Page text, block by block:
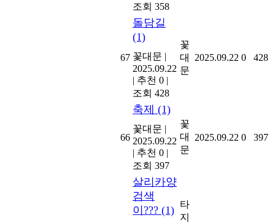
조회 358
67
돌담길
(1)
꽃대문 |
2025.09.22
| 추천 0 |
조회 428
꽃
대
문
2025.09.22 0 428
66
축제 (1)
꽃대문 |
2025.09.22
| 추천 0 |
조회 397
꽃
대
문
2025.09.22 0 397
살리카양
검색
이??? (1) 타
지